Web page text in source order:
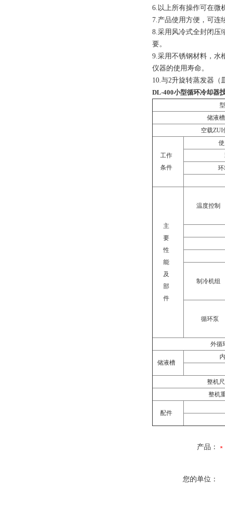
6.以上所有操作可在微
7.产品使用方便，可连
8.采用风冷式全封闭压
要。
9.采用不锈钢材料，水
仪器的使用寿命。
10.与2升旋转蒸发器
DL-400小型循环冷却器
储液
空载
工作
条件
主
要
性
能
及
部
件
温度控制
制冷机组
循环泵
外循
储液槽
整机
整机
配件
产品：
您的单位：